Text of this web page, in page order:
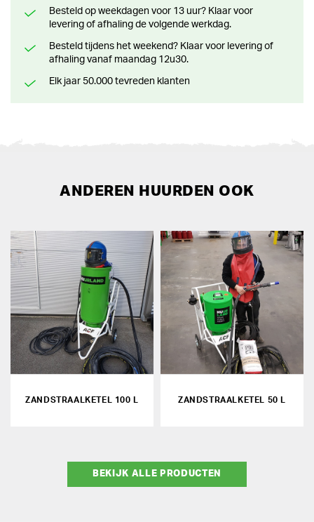
Besteld op weekdagen voor 13 uur? Klaar voor
levering of afhaling de volgende werkdag.
Besteld tijdens het weekend? Klaar voor levering of
afhaling vanaf maandag 12u30.
Elk jaar 50.000 tevreden klanten
ANDEREN HUURDEN OOK
ZANDSTRAALKETEL 100 L ZANDSTRAALKETEL 50 L
BEKIJK ALLE PRODUCTEN